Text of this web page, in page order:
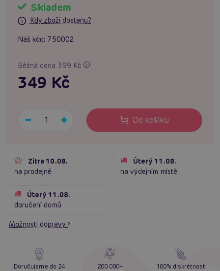
Skladem
Kdy zboží dostanu?
Náš kód: 750002
Běžná cena 399 Kč
349 Kč
Do košíku
Zítra 10.08.
na prodejně
Úterý 11.08.
na výdejním místě
Úterý 11.08.
doručení domů
Možnosti dopravy
Doručujeme do 24
200 000+
100% diskrétnost